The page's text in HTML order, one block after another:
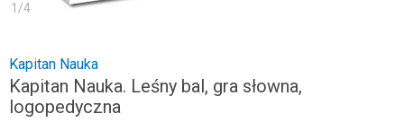
1 /4
Kapitan Nauka
Kapitan Nauka. Leśny bal, gra słowna,
logopedyczna